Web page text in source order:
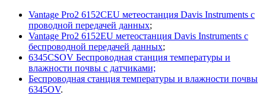
Vantage Pro2 6152CEU метеостанция Davis Instruments с
проводной передачей данных;
Vantage Pro2 6152EU метеостанция Davis Instruments с
беспроводной передачей данных;
6345CSOV Беспроводная станция температуры и
влажности почвы с датчиками;
Беспроводная станция температуры и влажности почвы
6345OV.